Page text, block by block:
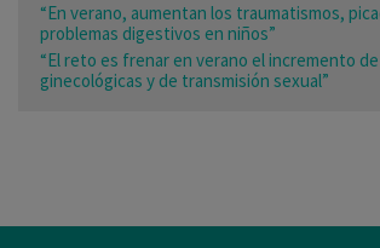
“En verano, aumentan los traumatismos,
problemas digestivos en niños”
“El reto es frenar en verano el incremento
ginecológicas y de transmisión sexual”